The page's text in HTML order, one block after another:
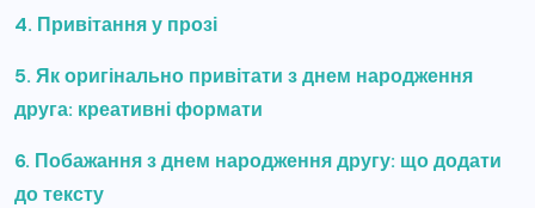
4. Привітання у прозі
5. Як оригінально привітати з днем народження
друга: креативні формати
6. Побажання з днем народження другу: що додати
до тексту